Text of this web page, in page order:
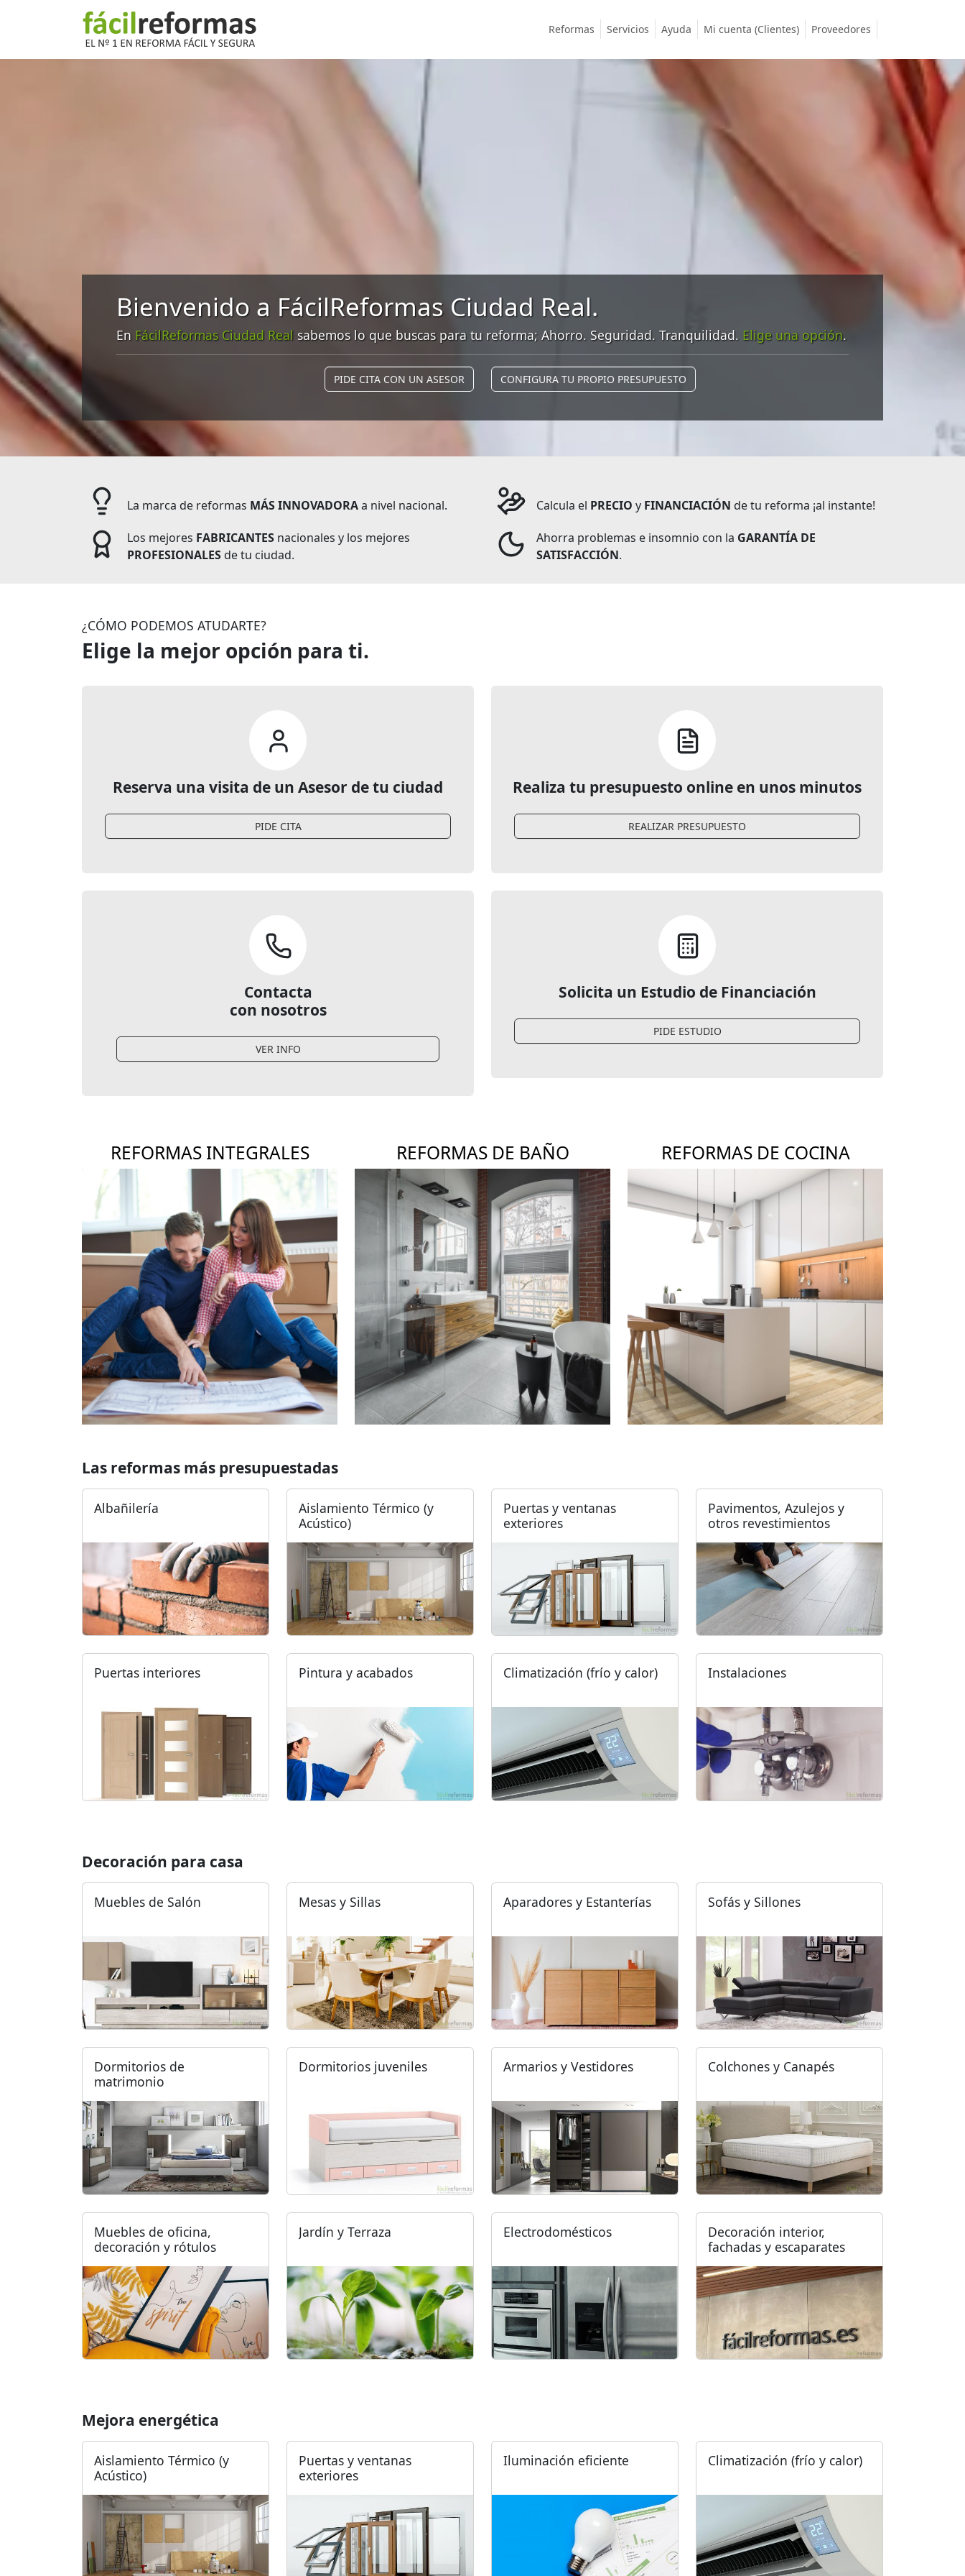
Reformas Servicios Ayuda Mi cuenta (Clientes) Proveedores
Bienvenido a FácilReformas Ciudad Real.
En FácilReformas Ciudad Real sabemos lo que buscas para tu reforma; Ahorro. Seguridad. Tranquilidad. Elige una opción.
PIDE CITA CON UN ASESOR CONFIGURA TU PROPIO PRESUPUESTO
La marca de reformas MÁS INNOVADORAa nivel nacional. Calcula el PRECIO y FINANCIACIÓN de tu reforma ¡al instante!
Los mejores FABRICANTES nacionales y los mejores
PROFESIONALES de tu ciudad.
Ahorra problemas e insomnio con la GARANTÍA DE
SATISFACCIÓN.
¿CÓMO PODEMOS ATUDARTE?
Elige la mejor opción para ti.
Reserva una visita de un Asesor de tu ciudad
PIDE CITA
Realiza tu presupuesto online en unos minutos
REALIZAR PRESUPUESTO
Contacta
con nosotros
VER INFO
Solicita un Estudio de Financiación
PIDE ESTUDIO
REFORMAS INTEGRALES REFORMAS DE BAÑO REFORMAS DE COCINA
Las reformas más presupuestadas
Albañilería
Aislamiento Térmico (y
Acústico)
Puertas y ventanas
exteriores
Pavimentos, Azulejos y
otros revestimientos
Puertas interiores Pintura y acabados Climatización (frío y calor) Instalaciones
Decoración para casa
Muebles de Salón Mesas y Sillas Aparadores y Estanterías Sofás y Sillones
Dormitorios de
matrimonio
Dormitorios juveniles Armarios y Vestidores Colchones y Canapés
Muebles de oficina,
decoración y rótulos
Jardín y Terraza Electrodomésticos
Decoración interior,
fachadas y escaparates
Mejora energética
Aislamiento Térmico (y
Acústico)
Puertas y ventanas
exteriores
Iluminación eficiente Climatización (frío y calor)